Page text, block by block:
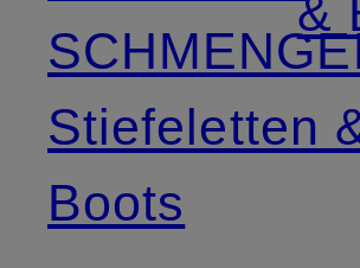
Stiefeletten
Boots
&